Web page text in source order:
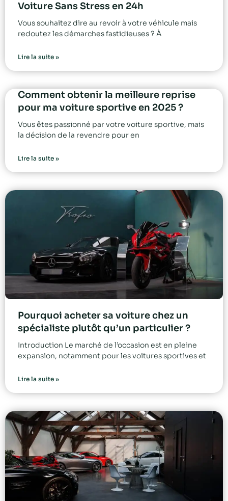
Voiture Sans Stress en 24h
Vous souhaitez dire au revoir à votre véhicule mais
redoutez les démarches fastidieuses ? À
Lire la suite »
Comment obtenir la meilleure reprise
pour ma voiture sportive en 2025 ?
Vous êtes passionné par votre voiture sportive, mais
la décision de la revendre pour en
Lire la suite »
Pourquoi acheter sa voiture chez un
spécialiste plutôt qu’un particulier ?
Introduction Le marché de l’occasion est en pleine
expansion, notamment pour les voitures sportives et
Lire la suite »